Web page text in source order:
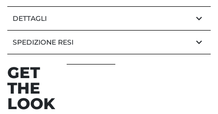
DETTAGLI keyboard_arrow_down
SPEDIZIONE RESI keyboard_arrow_down
GET
THE
LOOK